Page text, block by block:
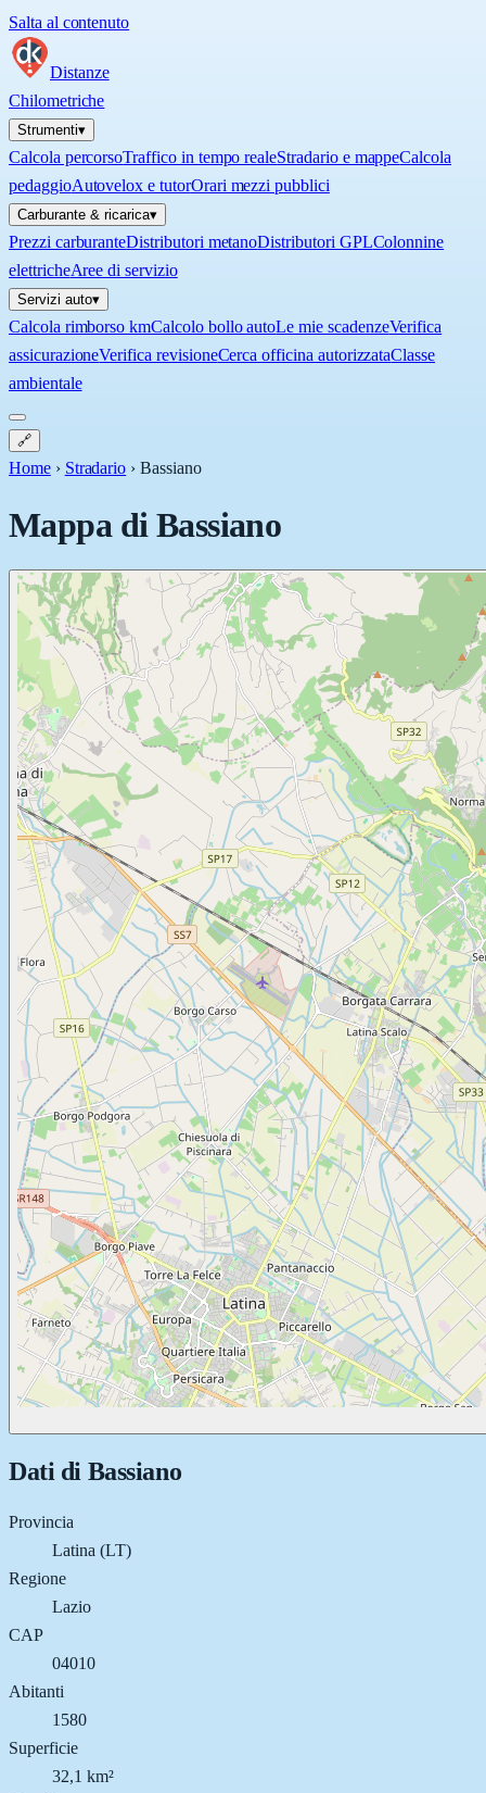
Salta al contenuto
Distanze
Chilometriche
Strumenti▾
Calcola percorsoTraffico in tempo realeStradario e mappeCalcola
pedaggioAutovelox e tutorOrari mezzi pubblici
Carburante & ricarica▾
Prezzi carburanteDistributori metanoDistributori GPLColonnine
elettricheAree di servizio
Servizi auto▾
Calcola rimborso kmCalcolo bollo autoLe mie scadenzeVerifica
assicurazioneVerifica revisioneCerca officina autorizzataClasse
ambientale
🔗
Home › Stradario ›Bassiano
Mappa diBassiano
Dati di Bassiano
Provincia
Latina (LT)
Regione
Lazio
CAP
04010
Abitanti
1580
Superficie
32,1 km²